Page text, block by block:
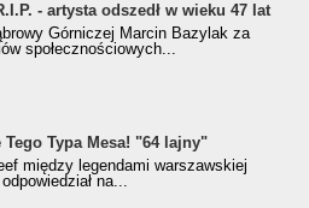
- artysta odszedł w wieku 47 lat
Górniczej Marcin Bazylak za
społecznościowych...
Tego Typa Mesa! "64 lajny"
między legendami warszawskiej
na...